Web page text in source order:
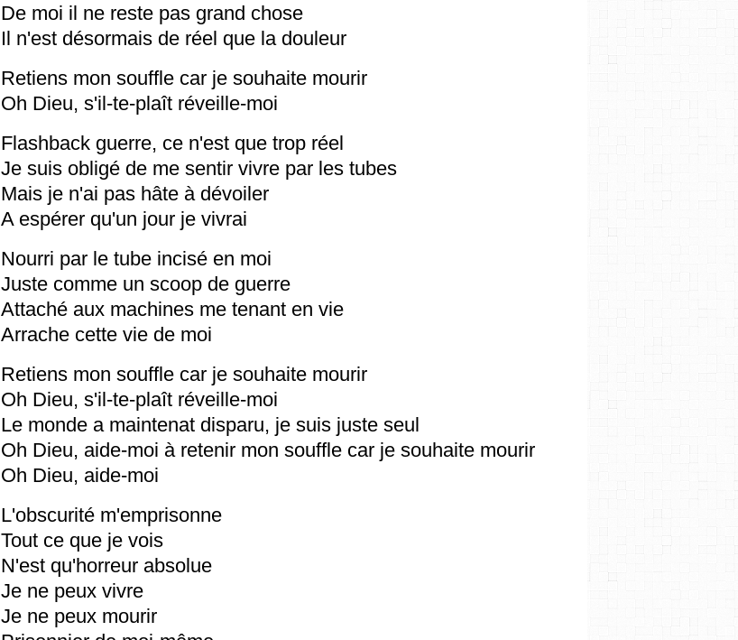
De moi il ne reste pas grand chose
Il n'est désormais de réel que la douleur
Retiens mon souffle car je souhaite mourir
Oh Dieu, s'il-te-plaît réveille-moi
Flashback guerre, ce n'est que trop réel
Je suis obligé de me sentir vivre par les tubes
Mais je n'ai pas hâte à dévoiler
A espérer qu'un jour je vivrai
Nourri par le tube incisé en moi
Juste comme un scoop de guerre
Attaché aux machines me tenant en vie
Arrache cette vie de moi
Retiens mon souffle car je souhaite mourir
Oh Dieu, s'il-te-plaît réveille-moi
Le monde a maintenat disparu, je suis juste seul
Oh Dieu, aide-moi à retenir mon souffle car je souhaite mourir
Oh Dieu, aide-moi
L'obscurité m'emprisonne
Tout ce que je vois
N'est qu'horreur absolue
Je ne peux vivre
Je ne peux mourir